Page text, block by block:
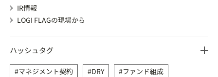
IR情報
LOGI FLAGの現場から
ハッシュタグ
マネジメント契約 DRY
ファンド組成